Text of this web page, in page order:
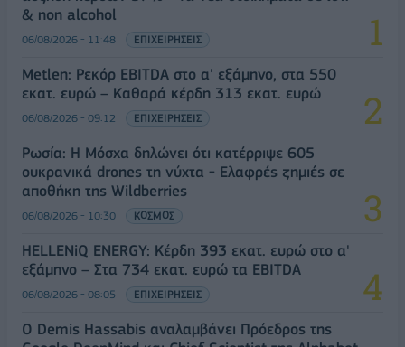
& non alcohol
06/08/2026 - 11:48 ΕΠΙΧΕΙΡΗΣΕΙΣ
Metlen: Ρεκόρ EBITDA στο α' εξάμηνο, στα 550
εκατ. ευρώ – Καθαρά κέρδη 313 εκατ. ευρώ
06/08/2026 - 09:12 ΕΠΙΧΕΙΡΗΣΕΙΣ
Ρωσία: Η Μόσχα δηλώνει ότι κατέρριψε 605
ουκρανικά drones τη νύχτα - Ελαφρές ζημιές σε
αποθήκη της Wildberries
06/08/2026 - 10:30 ΚΟΣΜΟΣ
HELLENiQ ENERGY: Κέρδη 393 εκατ. ευρώ στο α'
εξάμηνο – Στα 734 εκατ. ευρώ τα EBITDA
06/08/2026 - 08:05 ΕΠΙΧΕΙΡΗΣΕΙΣ
Ο Demis Hassabis αναλαμβάνει Πρόεδρος της